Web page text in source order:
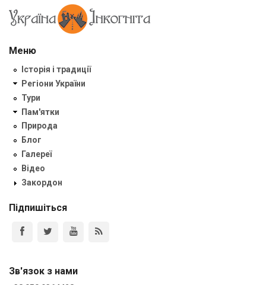
Меню
Історія і традиції
Регіони України
Тури
Пам'ятки
Природа
Блог
Галереї
Відео
Закордон
Підпишіться
Зв'язок з нами